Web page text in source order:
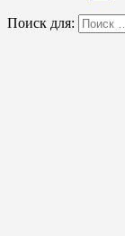
Поиск для: